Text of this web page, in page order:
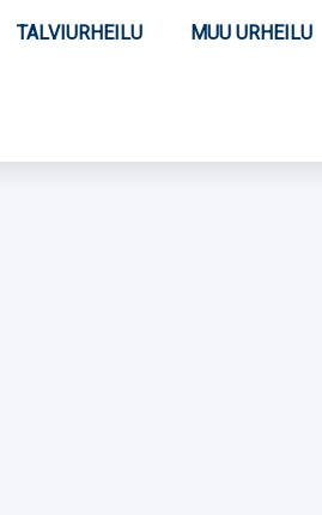
TALVIURHEILU MUU URHEILU